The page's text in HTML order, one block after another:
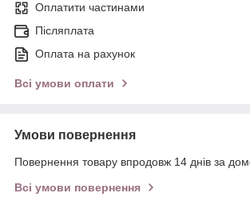
Оплатити частинами
Післяплата
Оплата на рахунок
Всі умови оплати
Умови повернення
Повернення товару впродовж 14 днів за
Всі умови повернення